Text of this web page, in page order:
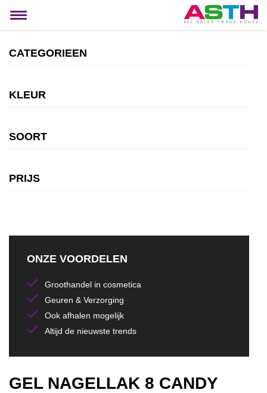
Toggle
CATEGORIEEN
KLEUR
SOORT
PRIJS
ONZE VOORDELEN
Groothandel in cosmetica
Geuren & Verzorging
Ook afhalen mogelijk
Altijd de nieuwste trends
GEL NAGELLAK 8 CANDY